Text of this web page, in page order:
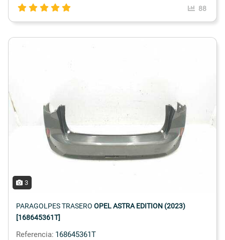
88
3
PARAGOLPES TRASERO OPEL ASTRA EDITION (2023)
[168645361T]
Referencia: 168645361T